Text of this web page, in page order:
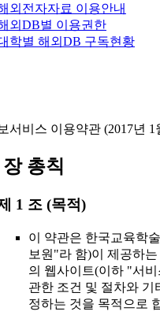
외전자자료 이용안내
외DB별 이용권한
학별 해외DB 구독현황
서비스 이용약관 (2017년 1
총칙
1 조 (목적)
이 약관은 한국교육학
보원"라 함)이 제공하
의 웹사이트(이하 "서
관한 조건 및 절차와 기
정하는 것을 목적으로